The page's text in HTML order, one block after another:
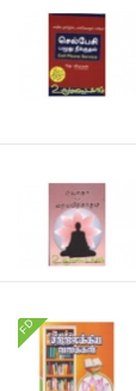
FD